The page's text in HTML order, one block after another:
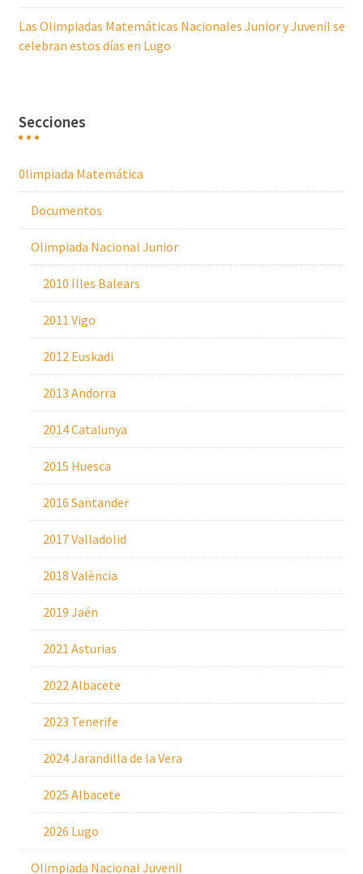
Las Olimpiadas Matemáticas Nacionales Junior y Juvenil se
celebran estos días en Lugo
Secciones
0limpiada Matemática
Documentos
Olimpiada Nacional Junior
2010 Illes Balears
2011 Vigo
2012 Euskadi
2013 Andorra
2014 Catalunya
2015 Huesca
2016 Santander
2017 Valladolid
2018 València
2019 Jaén
2021 Asturias
2022 Albacete
2023 Tenerife
2024 Jarandilla de la Vera
2025 Albacete
2026 Lugo
Olimpiada Nacional Juvenil